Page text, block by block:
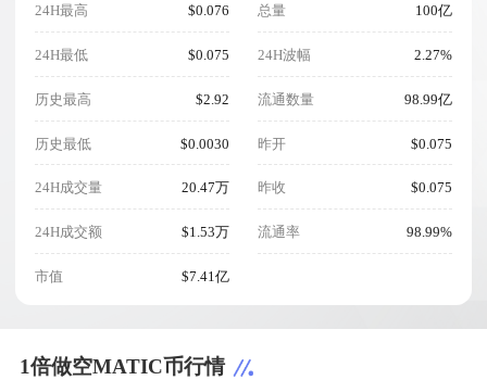
24H最高 $0.076
24H最低 $0.075
历史最高 $2.92
历史最低 $0.0030
24H成交量 20.47万
24H成交额 $1.53万
市值 $7.41亿
总量 100亿
24H波幅 2.27%
流通数量 98.99亿
昨开 $0.075
昨收 $0.075
流通率 98.99%
1倍做空MATIC币行情